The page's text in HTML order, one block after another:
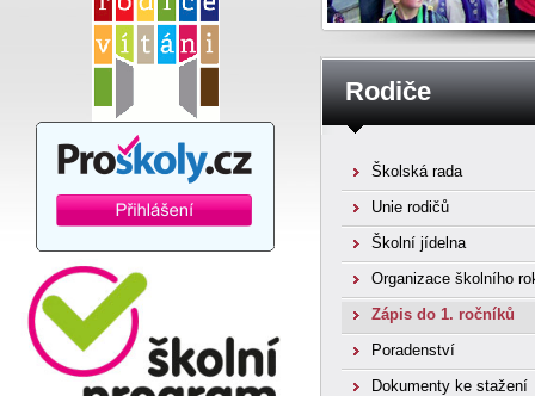
Rodiče
Školská rada
Unie rodičů
Školní jídelna
Organizace školního
Zápis do 1. ročníků
Poradenství
Dokumenty ke stažení